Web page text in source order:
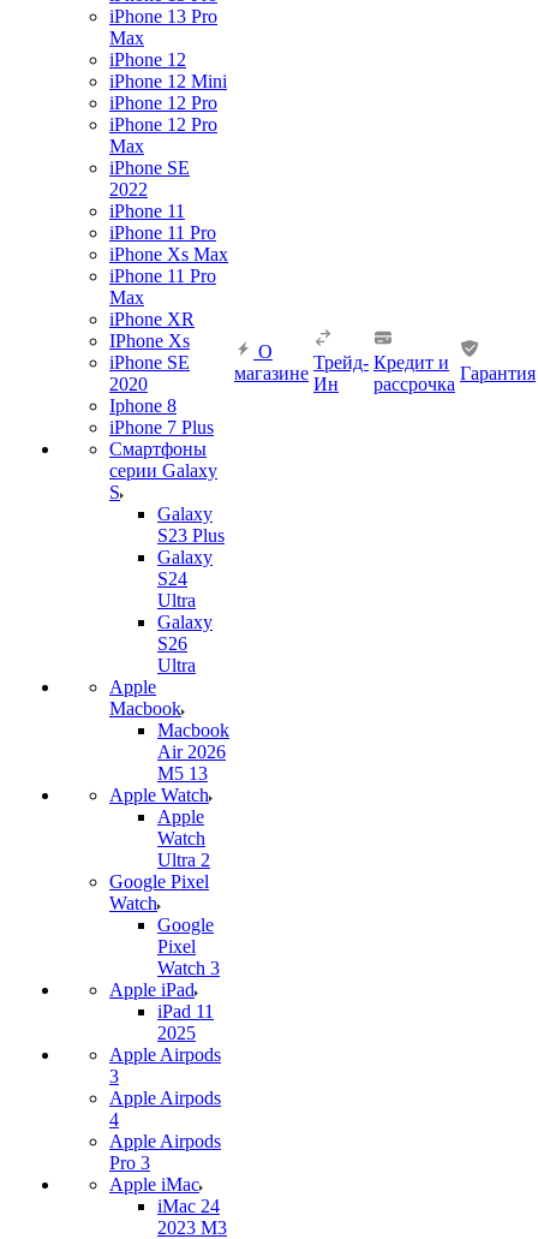
iPhone 13 Pro
Max
iPhone 12
iPhone 12 Mini
iPhone 12 Pro
iPhone 12 Pro
Max
iPhone SE
2022
iPhone 11
iPhone 11 Pro
iPhone Xs Max
iPhone 11 Pro
Max
iPhone XR
IPhone Xs
iPhone SE
2020
Iphone 8
iPhone 7 Plus
Смартфоны
серии Galaxy
S
Galaxy
S23 Plus
Galaxy
S24
Ultra
Galaxy
S26
Ultra
Apple
Macbook
Macbook
Air 2026
M5 13
Apple Watch
Apple
Watch
Ultra 2
Google Pixel
Watch
Google
Pixel
Watch 3
Apple iPad
iPad 11
2025
Apple Airpods
3
Apple Airpods
4
Apple Airpods
Pro 3
Apple iMac
iMac 24
2023 M3
О
магазине
Трейд-
Ин
Кредит и
рассрочка
Гарантия